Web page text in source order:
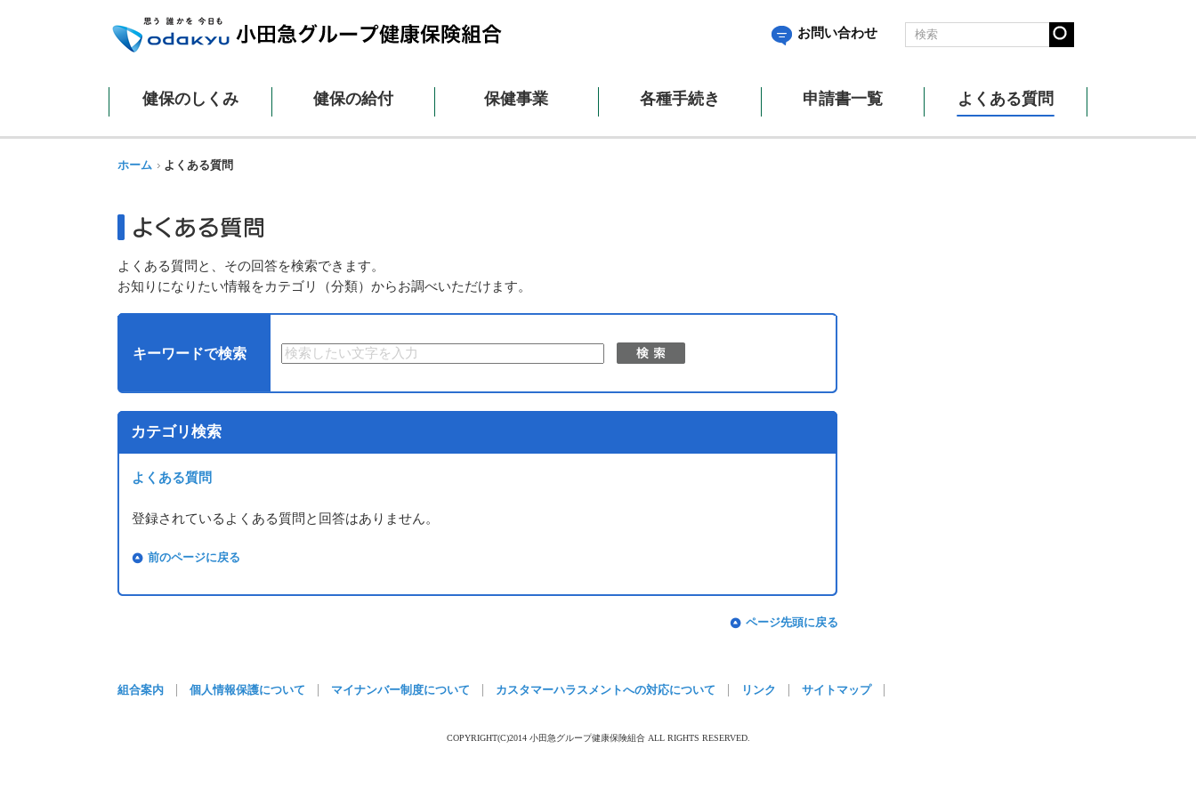
お問い合わせ
健保のしくみ 健保の給付 保健事業 各種手続き 申請書一覧 よくある質問
ホーム よくある質問
よくある質問と、その回答を検索できます。
お知りになりたい情報をカテゴリ（分類）からお調べいただけます。
キーワードで検索
カテゴリ検索
よくある質問
登録されているよくある質問と回答はありません。
前のページに戻る
ページ先頭に戻る
組合案内 個人情報保護について マイナンバー制度について カスタマーハラスメントへの対応について リンク サイトマップ
COPYRIGHT(C)2014 小田急グループ健康保険組合 ALL RIGHTS RESERVED.